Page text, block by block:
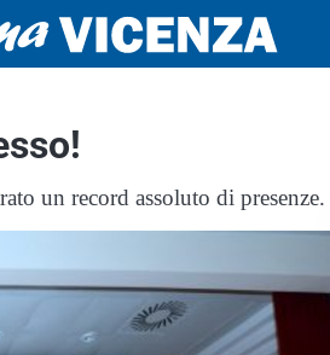
un record assoluto di presenze.